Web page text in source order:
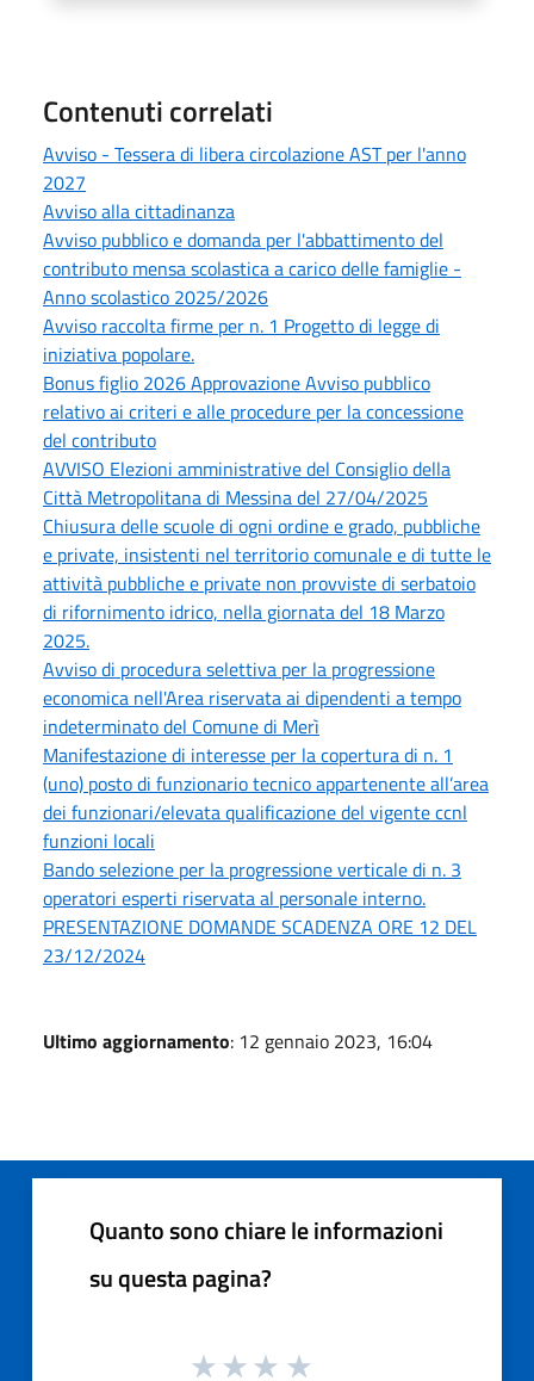
Contenuti correlati
Avviso - Tessera di libera circolazione AST per l'anno
2027
Avviso alla cittadinanza
Avviso pubblico e domanda per l'abbattimento del
contributo mensa scolastica a carico delle famiglie -
Anno scolastico 2025/2026
Avviso raccolta firme per n. 1 Progetto di legge di
iniziativa popolare.
Bonus figlio 2026 Approvazione Avviso pubblico
relativo ai criteri e alle procedure per la concessione
del contributo
AVVISO Elezioni amministrative del Consiglio della
Città Metropolitana di Messina del 27/04/2025
Chiusura delle scuole di ogni ordine e grado, pubbliche
e private, insistenti nel territorio comunale e di tutte le
attività pubbliche e private non provviste di serbatoio
di rifornimento idrico, nella giornata del 18 Marzo
2025.
Avviso di procedura selettiva per la progressione
economica nell'Area riservata ai dipendenti a tempo
indeterminato del Comune di Merì
Manifestazione di interesse per la copertura di n. 1
(uno) posto di funzionario tecnico appartenente all’area
dei funzionari/elevata qualificazione del vigente ccnl
funzioni locali
Bando selezione per la progressione verticale di n. 3
operatori esperti riservata al personale interno.
PRESENTAZIONE DOMANDE SCADENZA ORE 12 DEL
23/12/2024
Ultimo aggiornamento: 12 gennaio 2023, 16:04
Quanto sono chiare le informazioni
su questa pagina?